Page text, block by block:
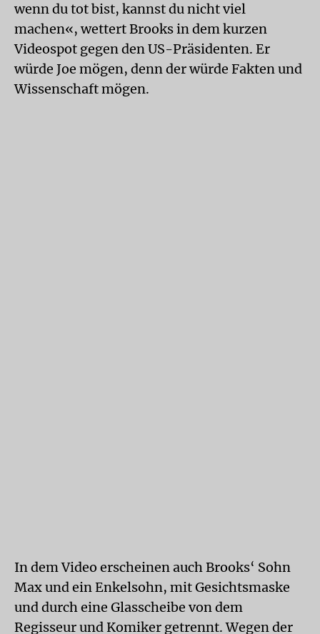
wenn du tot bist, kannst du nicht viel
machen«, wettert Brooks in dem kurzen
Videospot gegen den US-Präsidenten. Er
würde Joe mögen, denn der würde Fakten und
Wissenschaft mögen.
In dem Video erscheinen auch Brooks‘ Sohn
Max und ein Enkelsohn, mit Gesichtsmaske
und durch eine Glasscheibe von dem
Regisseur und Komiker getrennt. Wegen der